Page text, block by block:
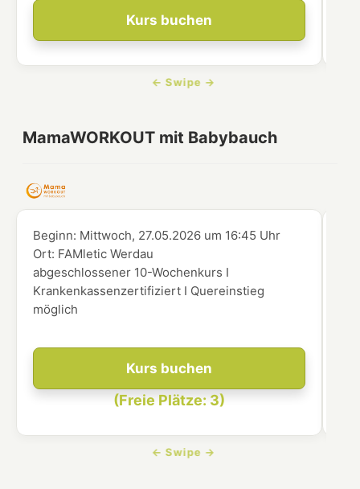
Kurs buchen
MamaWORKOUT mit Babybauch
Kurs buchen
(Freie Plätze: 3)
Beginn: Mittwoch, 27.05.2026 um 16:45 Uhr
Ort: FAMletic Werdau
abgeschlossener 10-Wochenkurs I
Krankenkassenzertifiziert I Quereinstieg
möglich